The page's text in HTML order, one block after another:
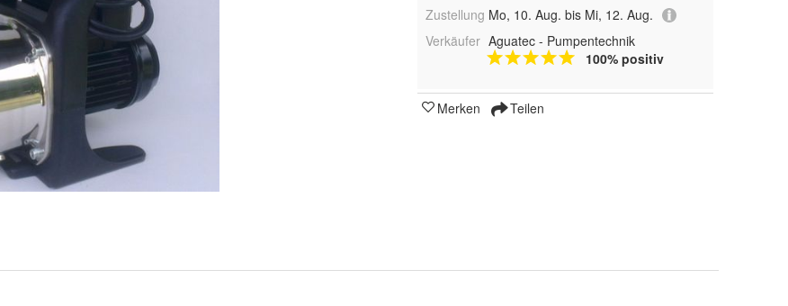
Zustellung Mo, 10. Aug. bis Mi, 12. Aug.
Verkäufer Aguatec - Pumpentechnik
100% positiv
Merken Teilen